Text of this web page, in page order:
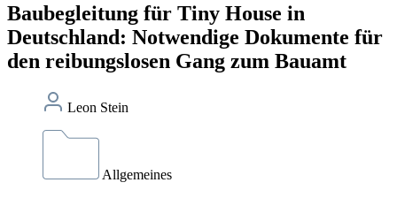
Baubegleitung für Tiny House in
Deutschland: Notwendige Dokumente für
den reibungslosen Gang zum Bauamt
Leon Stein
Allgemeines